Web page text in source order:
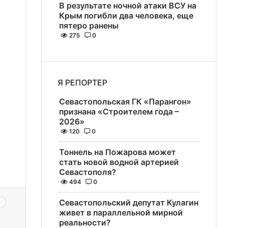
В результате ночной атаки ВСУ на
Крым погибли два человека, еще
пятеро ранены
275 0
Я РЕПОРТЕР
Севастопольская ГК «Парангон»
признана «Строителем года –
2026»
120 0
Тоннель на Пожарова может
стать новой водной артерией
Севастополя?
494 0
Севастопольский депутат Кулагин
живет в параллельной мирной
реальности?